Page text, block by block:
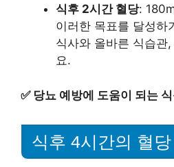
식후 2시간 혈당:
이러한 목표를 달성하
식사와 올바른 식습관
요.
✅ 당뇨 예방에 도움이 되는
식후 4시간의 혈